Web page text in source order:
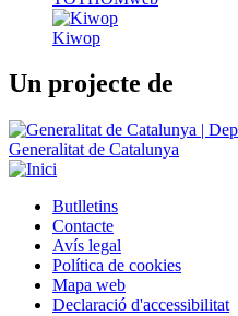
Kiwop
Un projecte de
Generalitat de Catalunya
Peu
Butlletins
Contacte
Avís legal
Política de cookies
Mapa web
Declaració d'accessibilitat